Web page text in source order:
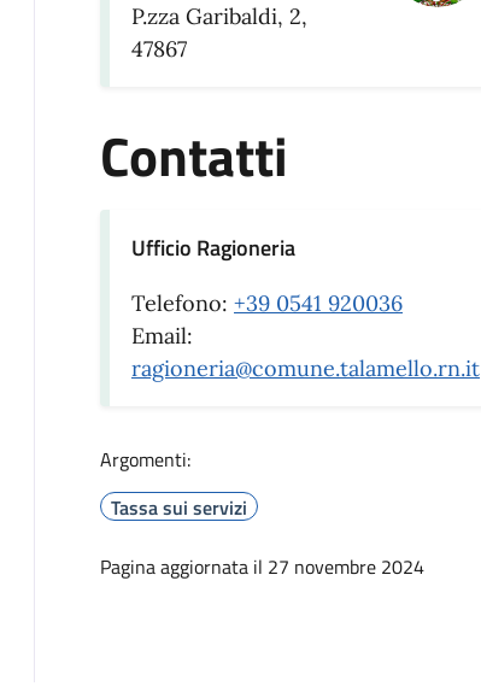
P.zza Garibaldi, 2,
47867
Contatti
Ufficio Ragioneria
Telefono: +39 0541 920036
Email:
ragioneria@comune.talamello.rn.it
Argomenti:
Tassa sui servizi
Pagina aggiornata il 27 novembre 2024